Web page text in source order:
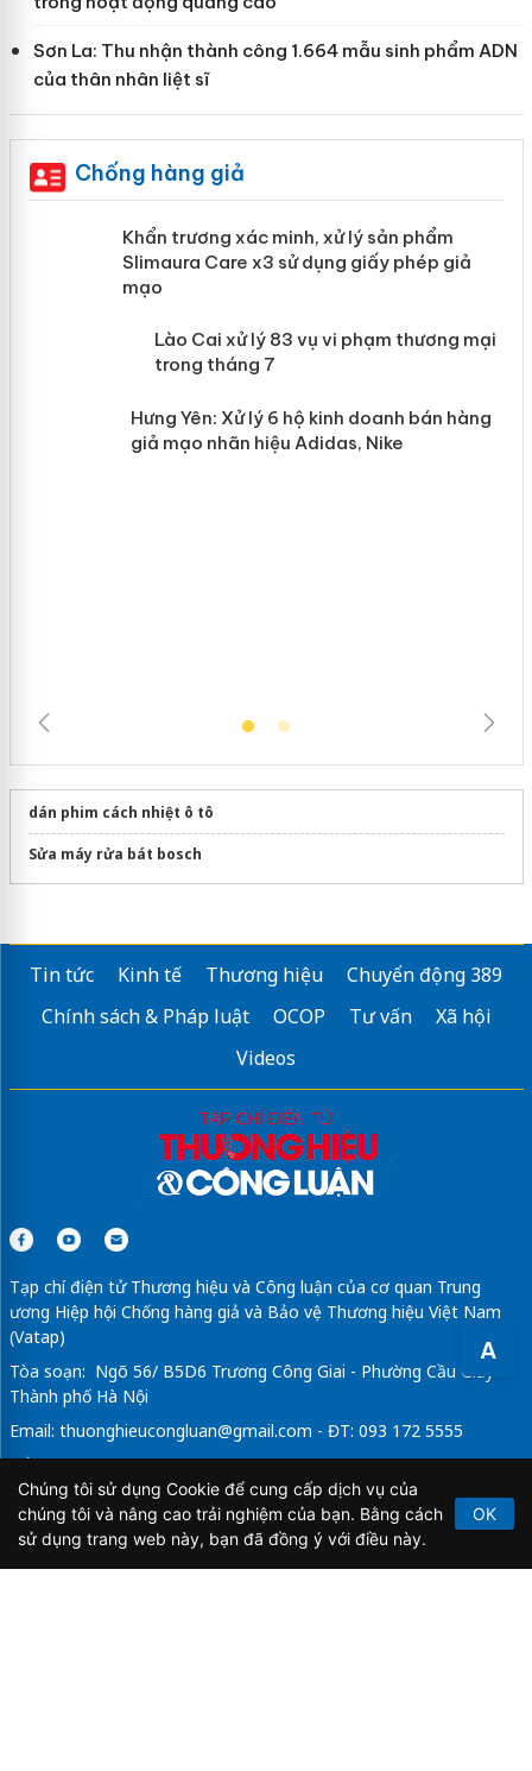
A
Sơn La: Thu nhận thành công 1.664 mẫu sinh phẩm ADN
của thân nhân liệt sĩ
Chống hàng giả
Khẩn trương xác minh, xử lý sản phẩm
Slimaura Care x3 sử dụng giấy phép
mại trong tháng 7
dán phim cách nhiệt ô tô
Sửa máy rửa bát bosch
Tin tức Kinh tế Thương hiệu
Chuyển động 389
Chính sách & Pháp luật
OCOP Tư vấn
Xã hội
Videos
Tạp chí điện tử Thương hiệu và Công luận của cơ quan Trung
ương Hiệp hội Chống hàng giả và Bảo vệ Thương hiệu Việt Nam
(Vatap)
Tòa soạn: Ngõ 56/ B5D6 Trương Công Giai - Phường Cầu Giấy -
Thành phố Hà Nội
Email: thuonghieucongluan@gmail.com - ĐT: 093 172 5555
Tổng Biên Tập: Vũ Đức Thuận
Giấy phép hoạt động báo chí điện tử số 64/GP-BTTTT do Bộ
Thông tin và Truyền thông cấp ngày 21/2/2020.
Chúng tôi sử dụng Cookie để cung cấp dịch vụ của
chúng tôi và nâng cao trải nghiệm của bạn. Bằng cách
sử dụng trang web này, bạn đã đồng ý với điều này.
OK